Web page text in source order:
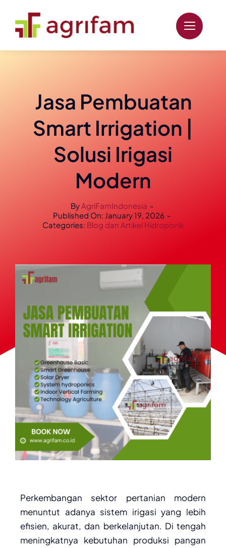
content
Jasa Pembuatan
Smart Irrigation |
Solusi Irigasi
Modern
ByAgriFamIndonesia -
Published On: January 19, 2026 -
Categories: Blog dan Artikel Hidroponik
Perkembangan sektor pertanian modern
menuntut adanya sistem irigasi yang lebih
efisien, akurat, dan berkelanjutan. Di tengah
meningkatnya kebutuhan produksi pangan